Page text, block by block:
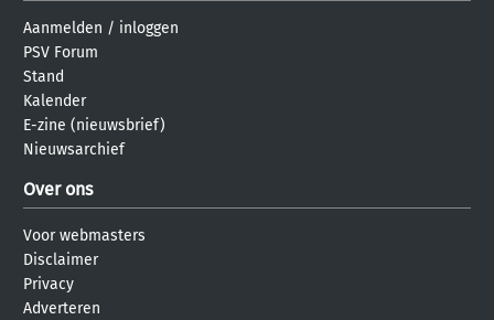
Aanmelden / inloggen
PSV Forum
Stand
Kalender
E-zine (nieuwsbrief)
Nieuwsarchief
Over ons
Voor webmasters
Disclaimer
Privacy
Adverteren